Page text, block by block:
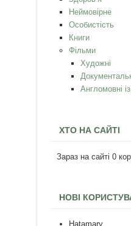
Неймовірне
Особистість
Книги
Фільми
Художні
Англомовні
ХТО НА САЙТІ
Зараз на сайті 0
НОВІ
Hatamary